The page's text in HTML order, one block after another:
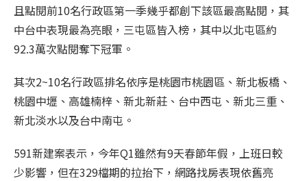
且點閱前10名行政區第一季幾乎都創下該區最高點閱，其
中台中表現最為亮眼，三屯區皆入榜，其中以北屯區約
92.3萬次點閱奪下冠軍。
其次2~10名行政區排名依序是桃園市桃園區、新北板橋、
桃園中壢、高雄楠梓、新北新莊、台中西屯、新北三重、
新北淡水以及台中南屯。
591新建案表示，今年Q1雖然有9天春節年假，上班日較
少影響，但在329檔期的拉抬下，網路找房表現依舊亮